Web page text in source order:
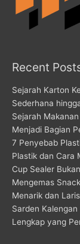
Recent
Sejarah Karton
Sederhana
Sejarah
Menjadi Bagian
7 Penyebab
Plastik dan Cara
Cup Sealer
Mengemas
Menarik dan Laris
Sarden
Lengkap yang